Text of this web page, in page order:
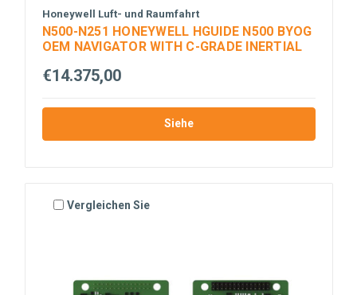
Honeywell Luft- und Raumfahrt
N500-N251 HONEYWELL HGUIDE N500 BYOG
OEM NAVIGATOR WITH C-GRADE INERTIAL
€14.375,00
Siehe
Vergleichen Sie